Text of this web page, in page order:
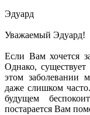
Эдуард
Уважаемый Эдуард!
Если Вам хочется
Однако, существует
этом заболевании
даже слишком
будущем
постарается Вам